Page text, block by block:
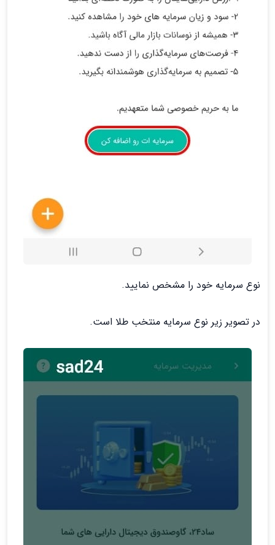
نوع سرمایه خود را مشخص نمایید.
در تصویر زیر نوع سرمایه منتخب طلا است.